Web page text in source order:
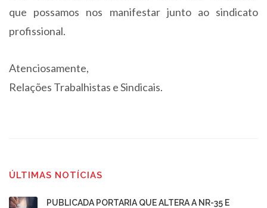
que possamos nos manifestar junto ao sindicato
profissional.
Atenciosamente,
Relações Trabalhistas e Sindicais.
ÚLTIMAS NOTÍCIAS
PUBLICADA PORTARIA QUE ALTERA A NR-35 E